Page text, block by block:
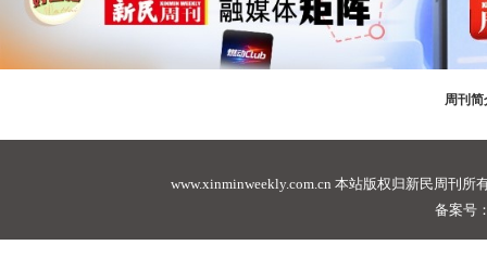
周刊简
www.xinminweekly.com.cn 本站版权归新民周刊所
备案号